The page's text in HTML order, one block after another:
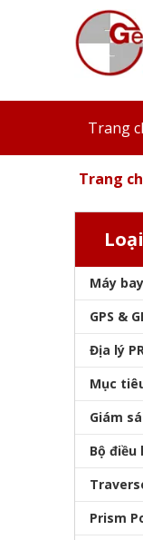
Trang
Trang
Loại
GPS &
Giám
Prism